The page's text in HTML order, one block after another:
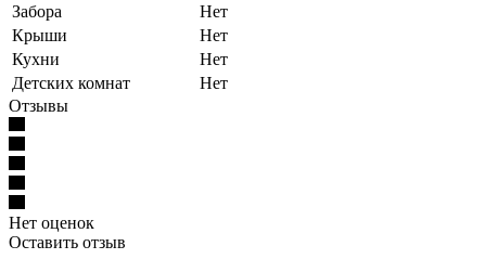
Забора
Нет
Крыши
Нет
Кухни
Нет
Детских комнат
Нет
Отзывы
Нет оценок
Оставить отзыв